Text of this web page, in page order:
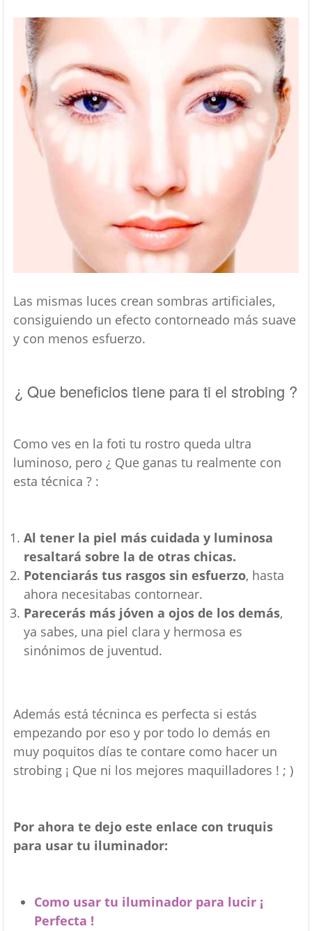
Las mismas luces crean sombras artificiales,
consiguiendo un efecto contorneado más suave
y con menos esfuerzo.
¿ Que beneficios tiene para ti el strobing ?
Como ves en la foti tu rostro queda ultra
luminoso, pero ¿ Que ganas tu realmente con
esta técnica ? :
Al tener la piel más cuidada y luminosa
resaltará sobre la de otras chicas.
Potenciarás tus rasgos sin esfuerzo, hasta
ahora necesitabas contornear.
Parecerás más jóven a ojos de los demás,
ya sabes, una piel clara y hermosa es
sinónimos de juventud.
Además está técninca es perfecta si estás
empezando por eso y por todo lo demás en
muy poquitos días te contare como hacer un
strobing ¡ Que ni los mejores maquilladores ! ; )
Por ahora te dejo este enlace con truquis
para usar tu iluminador:
Como usar tu iluminador para lucir ¡
Perfecta !